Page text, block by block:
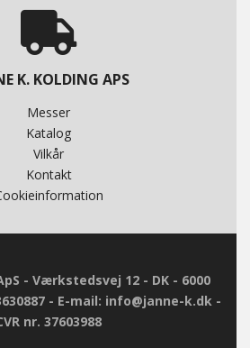
K. KOLDING APS
Messer
Katalog
Vilkår
Kontakt
- Værkstedsvej 12 - DK - 6000
- E-mail: info@janne-k.dk -
nr. 37603988